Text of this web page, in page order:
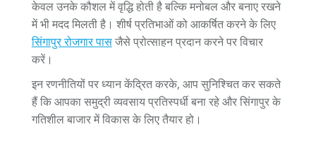
केवल उनके कौशल में वृद्धि होती है बल्कि मनोबल और बनाए रखने
में भी मदद मिलती है। शीर्ष प्रतिभाओं को आकर्षित करने के लिए
सिंगापुर रोजगार पासजैसे प्रोत्साहन प्रदान करने पर विचार
करें।
इन रणनीतियों पर ध्यान केंद्रित करके, आप सुनिश्चित कर सकते
हैं कि आपका समुद्री व्यवसाय प्रतिस्पर्धी बना रहे और सिंगापुर के
गतिशील बाजार में विकास के लिए तैयार हो।